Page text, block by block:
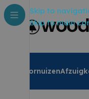
Skip to
Skip to main
Fornuizen